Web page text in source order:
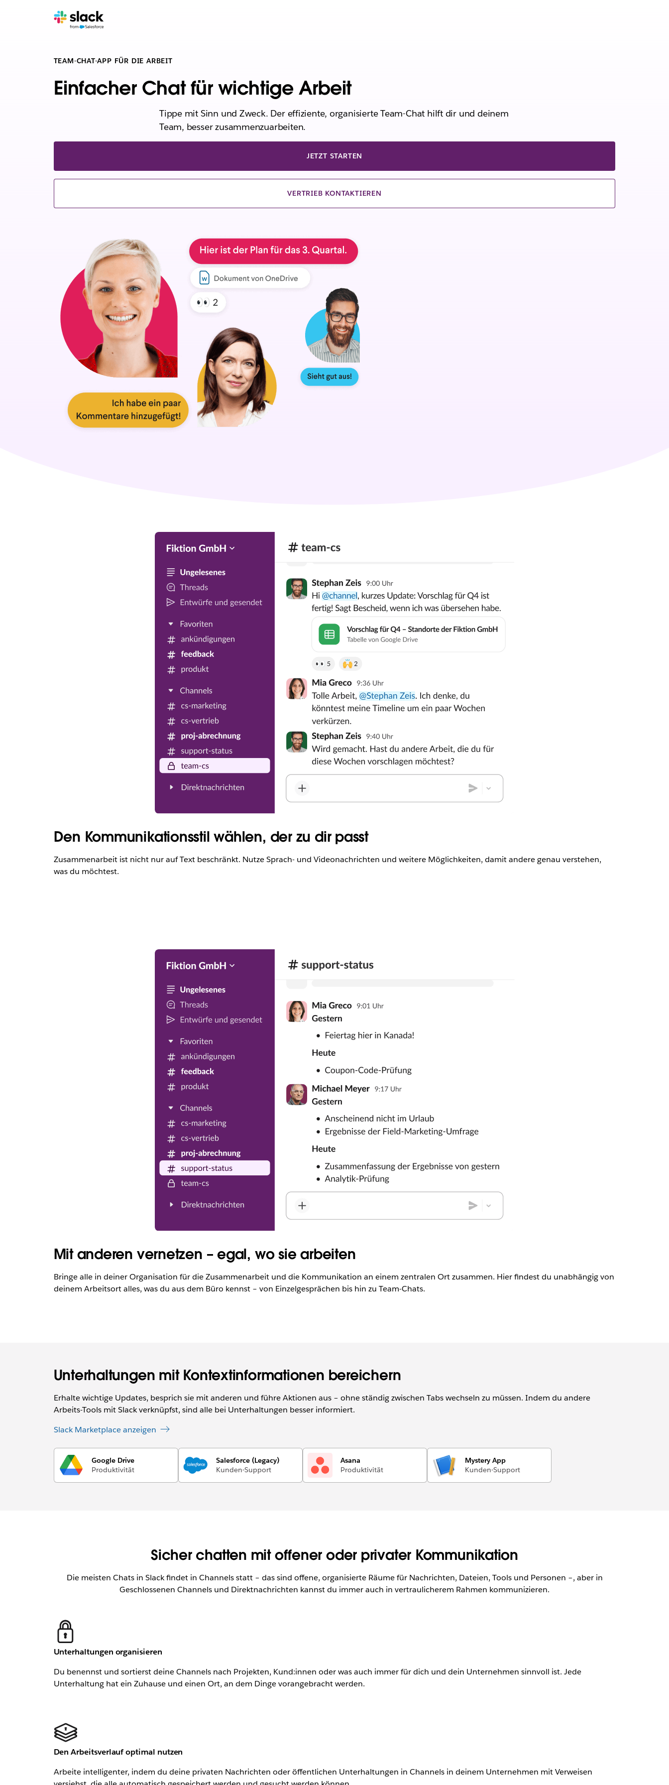
TEAM-CHAT-APP FÜR DIE ARBEIT
Einfacher Chat für wichtige Arbeit
Tippe mit Sinn und Zweck. Der effiziente, organisierte Team-Chat hilft dir und deinem
Team, besser zusammenzuarbeiten.
JETZT STARTEN
VERTRIEB KONTAKTIEREN
Den Kommunikationsstil wählen, der zu dir passt
Zusammenarbeit ist nicht nur auf Text beschränkt. Nutze Sprach- und Videonachrichten und weitere Möglichkeiten, damit andere genau verstehen,
was du möchtest.
Mit anderen vernetzen – egal, wo sie arbeiten
Bringe alle in deiner Organisation für die Zusammenarbeit und die Kommunikation an einem zentralen Ort zusammen. Hier findest du unabhängig von
deinem Arbeitsort alles, was du aus dem Büro kennst – von Einzelgesprächen bis hin zu Team-Chats.
Unterhaltungen mit Kontextinformationen bereichern
Erhalte wichtige Updates, besprich sie mit anderen und führe Aktionen aus – ohne ständig zwischen Tabs wechseln zu müssen. Indem du andere
Arbeits-Tools mit Slack verknüpfst, sind alle bei Unterhaltungen besser informiert.
Slack Marketplace anzeigen
Google Drive
Produktivität
Salesforce (Legacy)
Kunden-Support
Asana
Produktivität
Mystery App
Kunden-Support
Sicher chatten mit offener oder privater Kommunikation
Die meisten Chats in Slack findet in Channels statt – das sind offene, organisierte Räume für Nachrichten, Dateien, Tools und Personen –, aber in
Geschlossenen Channels und Direktnachrichten kannst du immer auch in vertraulicherem Rahmen kommunizieren.
Unterhaltungen organisieren
Du benennst und sortierst deine Channels nach Projekten, Kund:innen oder was auch immer für dich und dein Unternehmen sinnvoll ist. Jede
Unterhaltung hat ein Zuhause und einen Ort, an dem Dinge vorangebracht werden.
Den Arbeitsverlauf optimal nutzen
Arbeite intelligenter, indem du deine privaten Nachrichten oder öffentlichen Unterhaltungen in Channels in deinem Unternehmen mit Verweisen